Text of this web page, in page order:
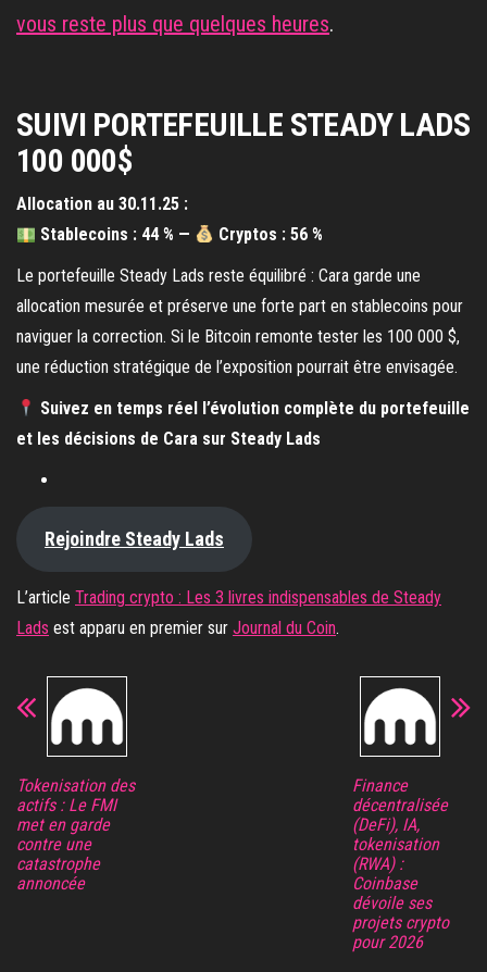
vous reste plus que quelques heures.
SUIVI PORTEFEUILLE STEADY LADS
100 000$
Allocation au 30.11.25 :
Stablecoins : 44 % —
Cryptos : 56 %
Le portefeuille Steady Lads reste équilibré : Cara garde une
allocation mesurée et préserve une forte part en stablecoins pour
naviguer la correction. Si le Bitcoin remonte tester les 100 000 $,
une réduction stratégique de l’exposition pourrait être envisagée.
Suivez en temps réel l’évolution complète du portefeuille
et les décisions de Cara sur Steady Lads
Rejoindre Steady Lads
L’article Trading crypto : Les 3 livres indispensables de Steady
Lads est apparu en premier sur Journal du Coin.
Tokenisation des
actifs : Le FMI
met en garde
contre une
catastrophe
annoncée
Finance
décentralisée
(DeFi), IA,
tokenisation
(RWA) :
Coinbase
dévoile ses
projets crypto
pour 2026